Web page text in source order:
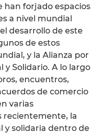
han forjado espacios
a nivel mundial
desarrollo de este
de estos
y la Alianza por
y Solidario. A lo largo
encuentros,
de comercio
varias
recientemente, la
y solidaria dentro de